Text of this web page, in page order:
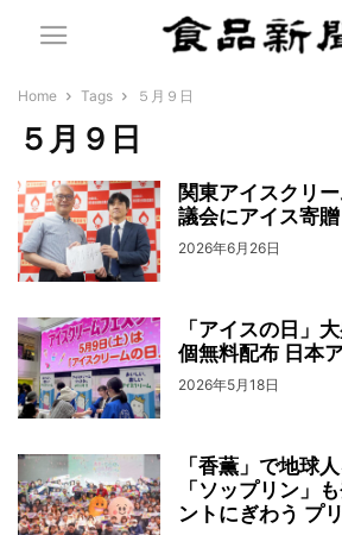
Home Tags ５月９日
５月９日
関東アイスクリ
議会にアイス寄贈
2026年6月26日
「アイスの日」
個無料配布 日本
2026年5月18日
「香薫」で地球
「ソップリン」
ントにぎわう プ